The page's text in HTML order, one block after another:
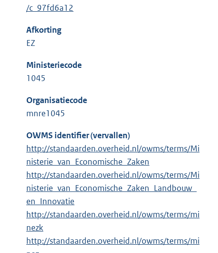
/c_97fd6a12
Afkorting
EZ
Ministeriecode
1045
Organisatiecode
mnre1045
OWMS identifier (vervallen)
http://standaarden.overheid.nl/owms/terms/Mi
nisterie_van_Economische_Zaken
http://standaarden.overheid.nl/owms/terms/Mi
nisterie_van_Economische_Zaken_Landbouw_
en_Innovatie
http://standaarden.overheid.nl/owms/terms/mi
nezk
http://standaarden.overheid.nl/owms/terms/mi